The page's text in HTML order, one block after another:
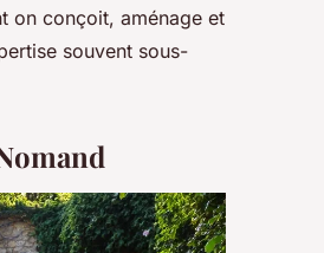
on conçoit, aménage et
souvent sous-